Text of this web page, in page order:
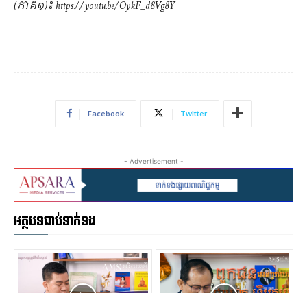
(ភាគ១)៖ https://youtu.be/OykF_d8Vg8Y
Facebook Twitter
- Advertisement -
អត្ថបទជាប់ទាក់ទង